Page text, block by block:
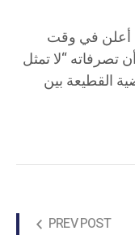
أعلن في وقت
تصرفاته “لا تمثل
القطيعة بين
PREV POST